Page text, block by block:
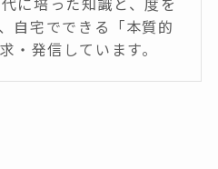
自宅でできる「本質的
・発信しています。